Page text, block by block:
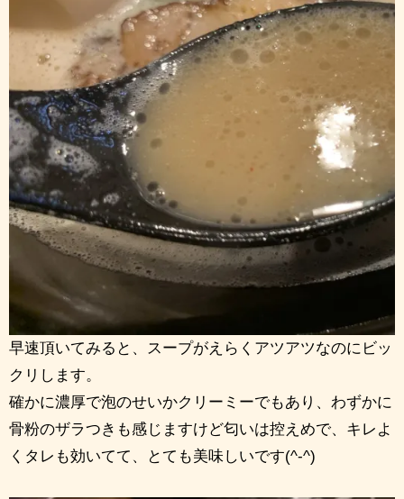
早速頂いてみると、スープがえらくアツアツなのにビッ
クリします。
確かに濃厚で泡のせいかクリーミーでもあり、わずかに
骨粉のザラつきも感じますけど匂いは控えめで、キレよ
くタレも効いてて、とても美味しいです(^-^)